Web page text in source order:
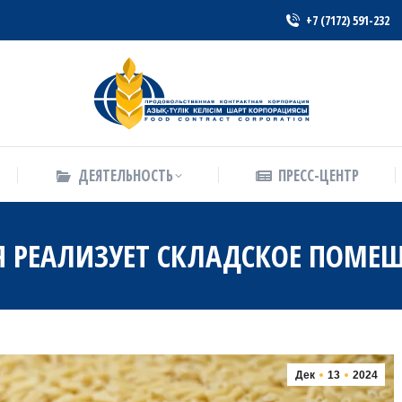
+7 (7172) 591-232
ДЕЯТЕЛЬНОСТЬ ПРЕСС-ЦЕНТР
СКЛАДСКОЕ
Дек 13 2024
ПРЕСС-ЦЕНТР